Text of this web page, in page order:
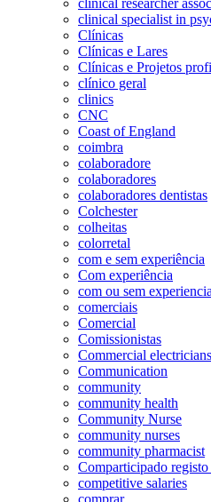
clinical specialist in
Clínicas
Clínicas e Lares
Clínicas e Projetos
clínico geral
clinics
CNC
Coast of England
coimbra
colaboradore
colaboradores
colaboradores dentistas
Colchester
colheitas
colorretal
com e sem experiência
Com experiência
com ou sem experiencia
comerciais
Comercial
Comissionistas
Commercial
Communication
community
community health
Community Nurse
community nurses
community pharmacist
Comparticipado
competitive salaries
comprar